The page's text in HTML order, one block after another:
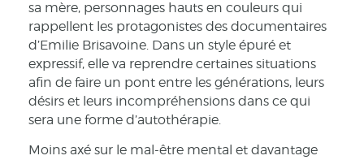
sa mère, personnages hauts en couleurs qui
rappellent les protagonistes des documentaires
d’Emilie Brisavoine. Dans un style épuré et
expressif, elle va reprendre certaines situations
afin de faire un pont entre les générations, leurs
désirs et leurs incompréhensions dans ce qui
sera une forme d’autothérapie.
Moins axé sur le mal-être mental et davantage